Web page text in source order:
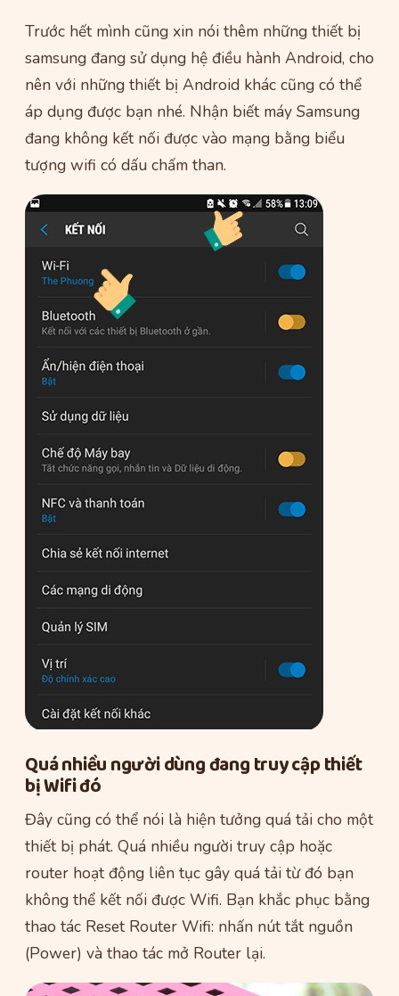
Trước hết mình cũng xin nói thêm những thiết bị
samsung đang sử dụng hệ điều hành Android, cho
nên với những thiết bị Android khác cũng có thể
áp dụng được bạn nhé. Nhận biết máy Samsung
đang không kết nối được vào mạng bằng biểu
tượng wifi có dấu chấm than.
Quá nhiều người dùng đang truy cập thiết
bị Wifi đó
Đây cũng có thể nói là hiện tưởng quá tải cho một
thiết bị phát. Quá nhiều người truy cập hoặc
router hoạt động liên tục gây quá tải từ đó bạn
không thể kết nối được Wifi. Bạn khắc phục bằng
thao tác Reset Router Wifi: nhấn nút tắt nguồn
(Power) và thao tác mở Router lại.